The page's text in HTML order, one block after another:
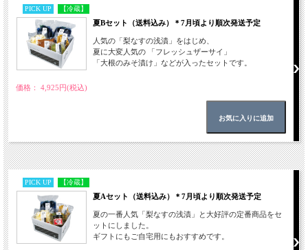
PICK UP 【冷蔵】
夏Bセット（送料込み）＊7月頃より順次発送予定
人気の「梨なすの浅漬」をはじめ、
夏に大変人気の 「フレッシュザーサイ」
「大根のみそ漬け」などが入ったセットです。
価格： 4,925円(税込)
PICK UP 【冷蔵】
夏Aセット（送料込み）＊7月頃より順次発送予定
夏の一番人気「梨なすの浅漬」と大好評の定番商品をセ
ットにしました。
ギフトにもご自宅用にもおすすめです。